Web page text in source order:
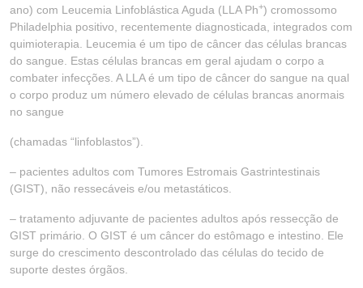
ano) com Leucemia Linfoblástica Aguda (LLA Ph+) cromossomo
Philadelphia positivo, recentemente diagnosticada, integrados com
quimioterapia. Leucemia é um tipo de câncer das células brancas
do sangue. Estas células brancas em geral ajudam o corpo a
combater infecções. A LLA é um tipo de câncer do sangue na qual
o corpo produz um número elevado de células brancas anormais
no sangue
(chamadas “linfoblastos”).
– pacientes adultos com Tumores Estromais Gastrintestinais
(GIST), não ressecáveis e/ou metastáticos.
– tratamento adjuvante de pacientes adultos após ressecção de
GIST primário. O GIST é um câncer do estômago e intestino. Ele
surge do crescimento descontrolado das células do tecido de
suporte destes órgãos.